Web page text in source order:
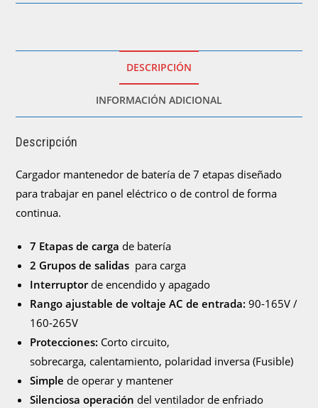
a
DESCRIPCIÓN
INFORMACIÓN ADICIONAL
Descripción
Cargador mantenedor de batería de 7 etapas diseñado
para trabajar en panel eléctrico o de control de forma
continua.
7 Etapas de carga de batería
2 Grupos de salidas para carga
Interruptor de encendido y apagado
Rango ajustable de voltaje AC de entrada:90-165V /
160-265V
Protecciones: Corto circuito,
sobrecarga, calentamiento, polaridad inversa (Fusible)
Simple de operar y mantener
Silenciosa operación del ventilador de enfriado